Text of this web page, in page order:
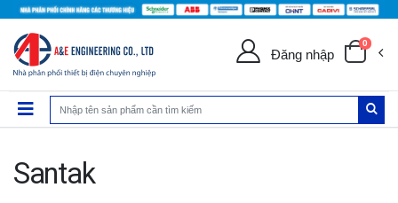
Đăng nhập
0
Santak